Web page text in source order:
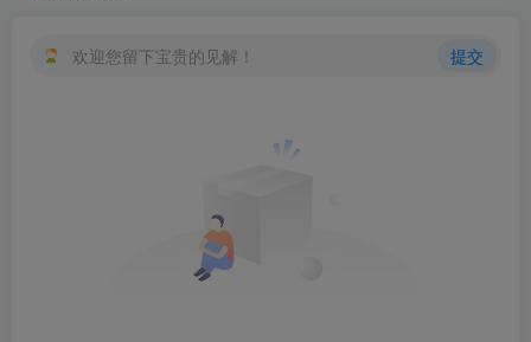
欢迎您留下宝贵的见解！ 提交